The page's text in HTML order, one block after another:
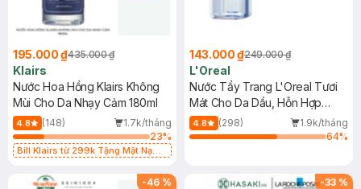
195.000 ₫435.000 ₫
Klairs
Nước Hoa Hồng Klairs Không
Mùi Cho Da Nhạy Cảm 180ml
4.8 (148)
1.7k/tháng
23%
Bill Klairs từ 299k Tặng Mặt Nạ
25ml (SL Có Hạn)
143.000 ₫249.000 ₫
L'Oreal
Nước Tẩy Trang L'Oreal Tươi
Mát Cho Da Dầu, Hỗn Hợp
400ml
4.8 (298)
1.9k/tháng
64%
-46 % -33 %